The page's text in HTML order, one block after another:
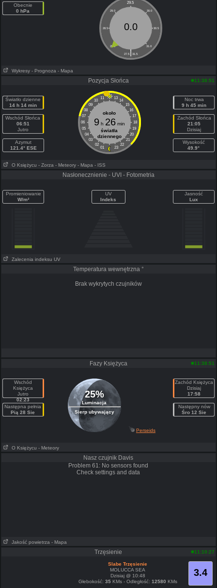
Obecnie
0 hPa
29.5
29.0 30.0
28.5 30.5
28.0 31.0
|
27.5 31.5
0.0
Wykresy - Prognoza - Mapa
Pozycja Słońca 11:38:51
Światło dzienne
14 h 14 min
Wschód Słońca
06:51
Jutro
Azymut
121.4° ESE
11 13
10
14
09
15
08
16
07
17
06
18
05
19
04
20
03
21
02
22
01 23
około
9h 26min
światła
dziennego
Noc trwa
9 h 45 min
Zachód Słońca
21:05
Dzisiaj
Wysokość
49.9°
O Księżycu - Zorza - Meteory - Mapa - ISS
Nasłonecznienie - UVI - Fotometria
Promieniowanie
W/m²
UV
Indeks
Jasność
Lux
Zalecenia indeksu UV
Temperatura wewnętrzna °
Brak wykrytych czujników
Fazy Księżyca 11:38:51
Wschód
Księżyca
Jutro
02:23
Następna pełnia
Pią 28 Sie
25%
Luminacja
Sierp ubywający
Zachód Księżyca
Dzisiaj
17:58
Następny nów
Śro 12 Sie
Perseids
O Księżycu - Meteory
Nasz czujnik Davis
Problem 61: No sensors found
Check settings and data
Jakość powietrza - Mapa
Trzęsienie 11:10:27
3.4
Slabe Trzęsienie
MOLUCCA SEA
Dzisiaj @ 10:48
Głebokość: 35KMs - Odległość: 12580 KMs